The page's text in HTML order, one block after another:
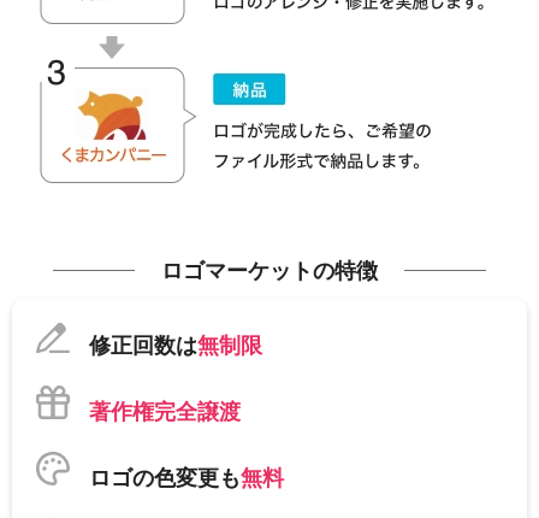
ロゴマーケットの特徴
修正回数は無制限
著作権完全譲渡
ロゴの色変更も無料